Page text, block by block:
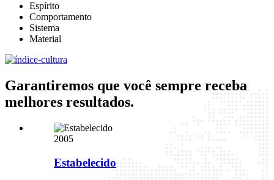
Espírito
Comportamento
Sistema
Material
Garantiremos que você sempre receba
melhores resultados.
2005
Estabelecido